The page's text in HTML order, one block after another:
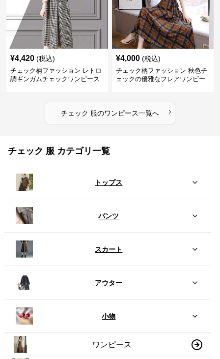
¥4,420 (税込)
チェック柄ファッション レトロ
調ギンガムチェックワンピース
¥4,000 (税込)
チェック柄ファッション 秋色チ
ェックの優雅なフレアワンピー
チェック 服のワンピース一覧へ ›
チェック 服 カテゴリ一覧
トップス
パンツ
スカート
アウター
小物
ワンピース